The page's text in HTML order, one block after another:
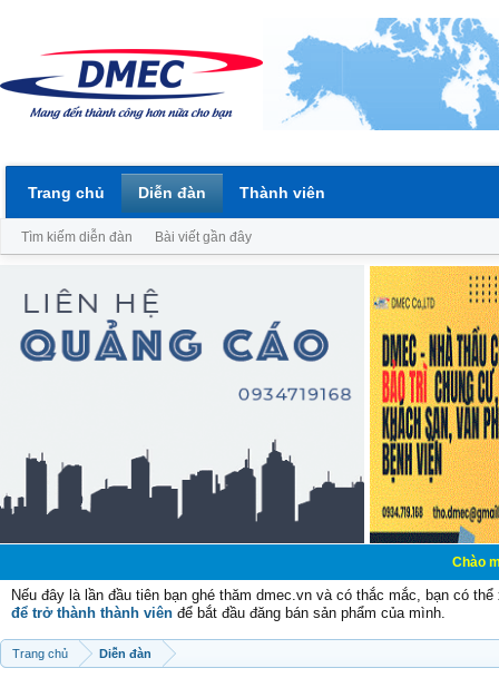
Chào mừng các
Nếu đây là lần đầu tiên bạn ghé thăm dmec.vn và có thắc mắc, bạn có
để trở thành thành viên để bắt đầu đăng bán sản phẩm của mình.
Trang chủ Diễn đàn
Trang chủ Diễn đàn
Tìm kiếm diễn đàn Bài viết gần đây
Thành viên